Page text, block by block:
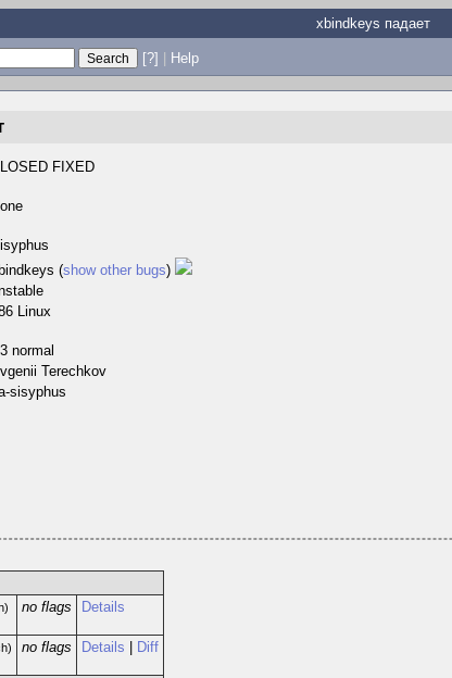
xbindkeys падает
[?] | Help
FIXED
(show other bugs)
Linux
normal
Terechkov
sisyphus
no flags Details
no flags Details Diff